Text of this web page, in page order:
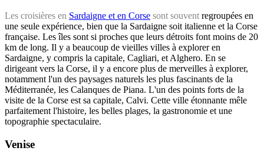
Les croisières en Sardaigne et en Corse sont souvent regroupées en
une seule expérience, bien que la Sardaigne soit italienne et la Corse
française. Les îles sont si proches que leurs détroits font moins de 20
km de long. Il y a beaucoup de vieilles villes à explorer en
Sardaigne, y compris la capitale, Cagliari, et Alghero. En se
dirigeant vers la Corse, il y a encore plus de merveilles à explorer,
notamment l'un des paysages naturels les plus fascinants de la
Méditerranée, les Calanques de Piana. L'un des points forts de la
visite de la Corse est sa capitale, Calvi. Cette ville étonnante mêle
parfaitement l'histoire, les belles plages, la gastronomie et une
topographie spectaculaire.
Venise